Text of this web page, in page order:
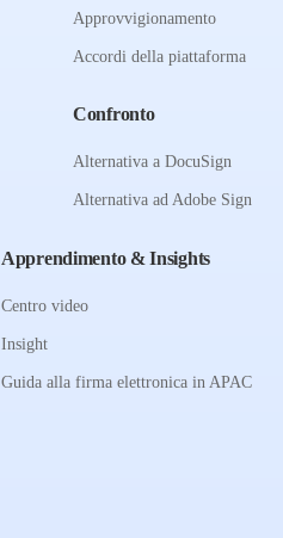
Approvvigionamento
Accordi della piattaforma
Confronto
Alternativa a DocuSign
Alternativa ad Adobe Sign
Apprendimento & Insights
Centro video
Insight
Guida alla firma elettronica in APAC